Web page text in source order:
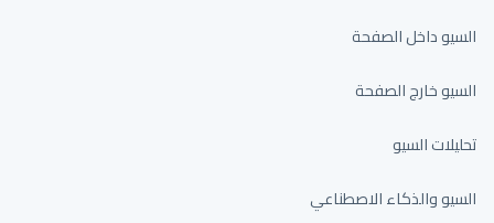
السيو داخل الصفحة
السيو خارج الصفحة
تحليلات السيو
السيو والذكاء الاصطناعي